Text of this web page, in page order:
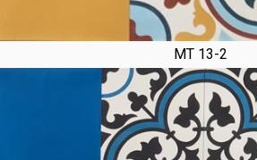
MT 13-2